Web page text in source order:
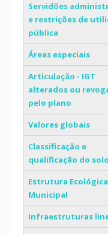
Servidões
e restrições de
pública
Áreas especiais
Articulação - IGT
alterados ou
pelo plano
Valores globais
Classificação e
qualificação do solo
Estrutura Ecológica
Municipal
Infraestruturas